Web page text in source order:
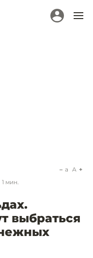
1 мин.
a A
выбраться